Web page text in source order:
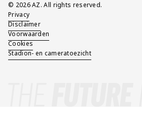
Overig
© 2026 AZ. All rights reserved.
Privacy
Disclaimer
Voorwaarden
Cookies
Stadion- en cameratoezicht